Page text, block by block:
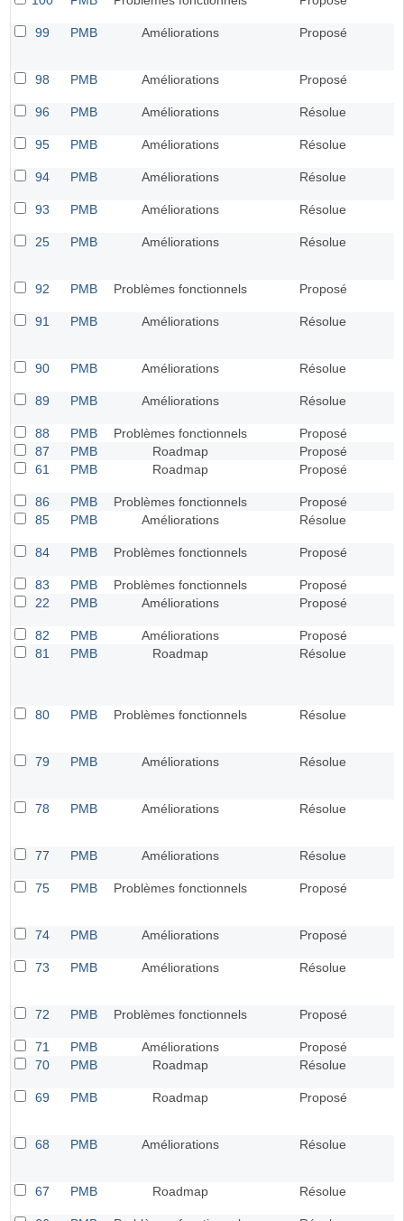
99 PMB Améliorations Proposé
98 PMB Améliorations Proposé
96 PMB Améliorations Résolue
95 PMB Améliorations Résolue
94 PMB Améliorations Résolue
93 PMB Améliorations Résolue
25 PMB Améliorations Résolue
92 PMB Problèmes fonctionnels Proposé
91 PMB Améliorations Résolue
90 PMB Améliorations Résolue
89 PMB Améliorations Résolue
88 PMB Problèmes fonctionnels Proposé
87
PMB Roadmap Proposé
61
PMB Roadmap Proposé
86 PMB Problèmes fonctionnels
Proposé
85
PMB Améliorations Résolue
84 PMB Problèmes fonctionnels Proposé
83 PMB Problèmes fonctionnels Proposé
22
PMB Améliorations Proposé
82 PMB Améliorations Proposé
81
PMB Roadmap Résolue
80 PMB Problèmes fonctionnels Résolue
79 PMB Améliorations Résolue
78 PMB Améliorations Résolue
77 PMB Améliorations Résolue
75 PMB Problèmes fonctionnels Proposé
74 PMB Améliorations Proposé
73 PMB Améliorations Résolue
72 PMB Problèmes fonctionnels Proposé
71 PMB Améliorations Proposé
70
PMB Roadmap Résolue
69 PMB Roadmap Proposé
68 PMB Améliorations Résolue
67 PMB Roadmap Résolue